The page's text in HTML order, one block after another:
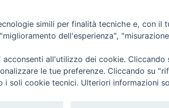
simili per finalità tecniche e, con il
dell'esperienza",
all'utilizzo dei cookie.
le tue preferenze. Cliccando su
i soli cookie tecnici. Ulteriori informazioni